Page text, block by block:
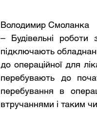
Володимир Смоланка
– Будівельні роботи
підключають
до операційної для
перебувають до
перебування в
втручаннями і таким